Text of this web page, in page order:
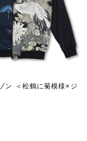
ン ＜松鶴に菊模様×ジ